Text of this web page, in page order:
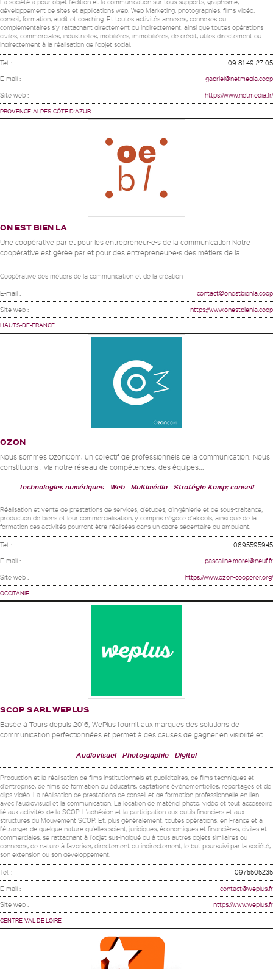
La société a pour objet l’édition et la communication sur tous supports, graphisme,
développement de sites et applications web, Web Marketing, photographies, films vidéo,
conseil, formation, audit et coaching. Et toutes activités annexes, connexes ou
complémentaires s'y rattachant directement ou indirectement, ainsi que toutes opérations
civiles, commerciales, industrielles, mobilières, immobilières, de crédit, utiles directement ou
indirectement à la réalisation de l'objet social.
Tel. : 09 81 49 27 05
E-mail : gabriel@netmedia.coop
Site web : https://www.netmedia.fr/
PROVENCE-ALPES-CÔTE D'AZUR
ON EST BIEN LA
Une coopérative par et pour les entrepreneur•e•s de la communication Notre
coopérative est gérée par et pour des entrepreneur•e•s des métiers de la...
Coopérative des métiers de la communication et de la création
E-mail : contact@onestbienla.coop
Site web : https://www.onestbienla.coop
HAUTS-DE-FRANCE
OZON
Nous sommes OzonCom, un collectif de professionnels de la communication. Nous
constituons , via notre réseau de compétences, des équipes...
Technologies numériques Web - Multimédia Stratégie &amp; conseil
Réalisation et vente de prestations de services, d'études, d'ingénierie et de sous-traitance,
production de biens et leur commercialisation, y compris négoce d'alcools, ainsi que de la
formation ces activités pourront être réalisées dans un cadre sédentaire ou ambulant.
Tel. : 0695595945
E-mail : pascaline.morel@neuf.fr
Site web : https://www.ozon-cooperer.org/
OCCITANIE
SCOP SARL WEPLUS
Basée à Tours depuis 2016, WePlus fournit aux marques des solutions de
communication perfectionnées et permet à des causes de gagner en visibilité et...
Audiovisuel Photographie Digital
Production et la réalisation de films institutionnels et publicitaires, de films techniques et
d'entreprise, de films de formation ou éducatifs, captations évènementielles, reportages et de
clips vidéo. La réalisation de prestations de conseil et de formation professionnelle en lien
avec l'audiovisuel et la communication. La location de matériel photo, vidéo et tout accessoire
lié aux activités de la SCOP. L'adhésion et la participation aux outils financiers et aux
structures du Mouvement SCOP. Et, plus généralement, toutes opérations, en France et à
l'étranger de quelque nature qu'elles soient, juridiques, économiques et financières, civiles et
commerciales, se rattachant à l'objet sus-indiqué ou à tous autres objets similaires ou
connexes, de nature à favoriser, directement ou indirectement, le but poursuivi par la société,
son extension ou son développement.
Tel. : 0975505235
E-mail : contact@weplus.fr
Site web : https://www.weplus.fr
CENTRE-VAL DE LOIRE